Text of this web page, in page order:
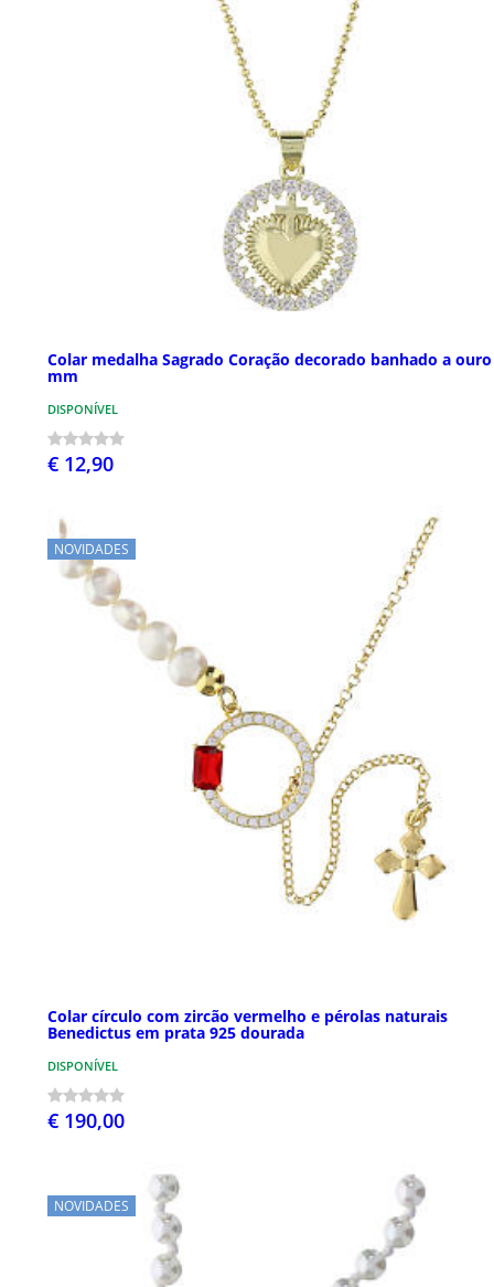
Colar medalha Sagrado Coração decorado banhado a
mm
DISPONÍVEL
€ 12,90
NOVIDADES
Colar círculo com zircão vermelho e pérolas naturais
Benedictus em prata 925 dourada
DISPONÍVEL
€ 190,00
NOVIDADES